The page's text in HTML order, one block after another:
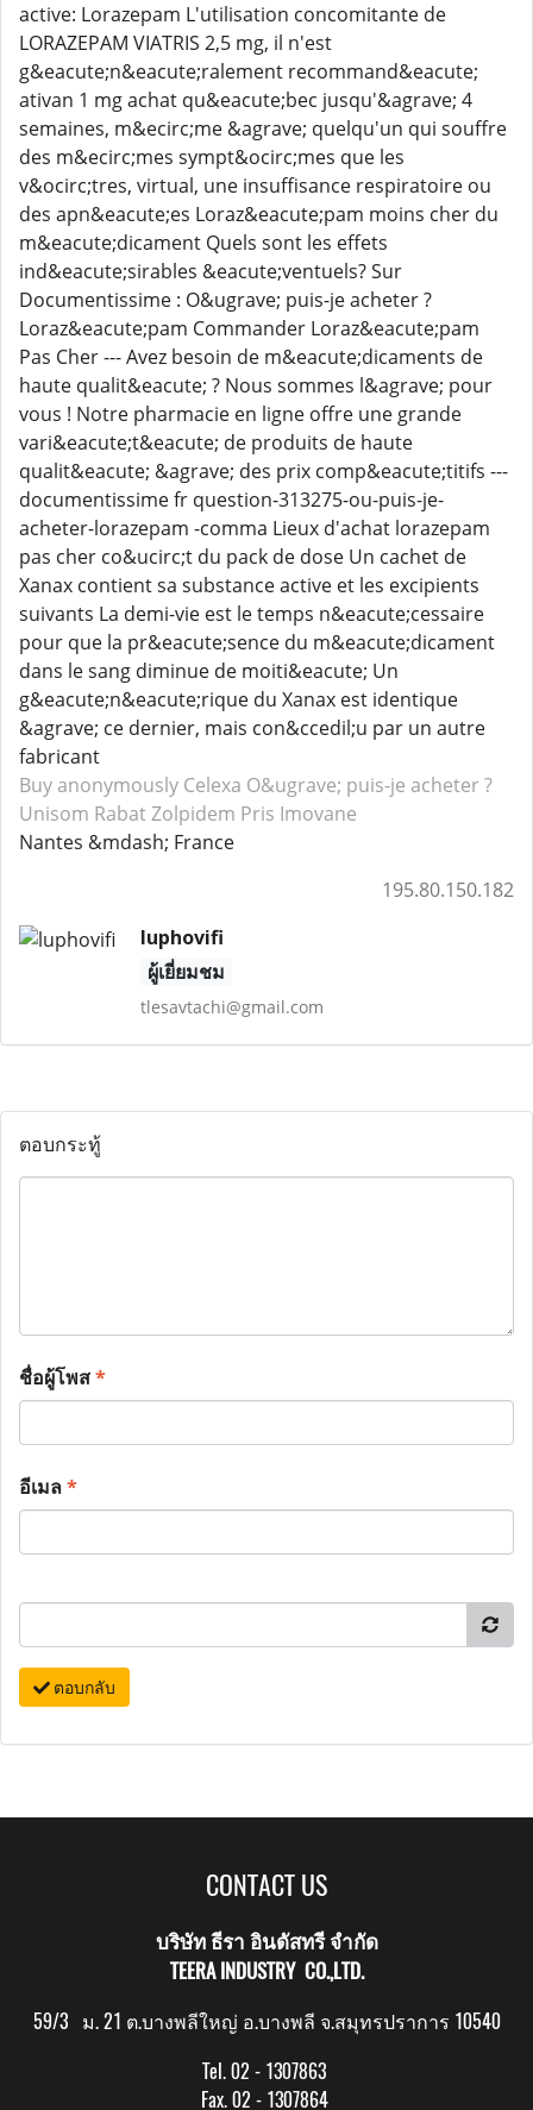
active: Lorazepam L'utilisation concomitante de
LORAZEPAM VIATRIS 2,5 mg, il n'est
g&eacute;n&eacute;ralement recommand&eacute;
ativan 1 mg achat qu&eacute;bec jusqu'&agrave; 4
semaines, m&ecirc;me &agrave; quelqu'un qui souffre
des m&ecirc;mes sympt&ocirc;mes que les
v&ocirc;tres, virtual, une insuffisance respiratoire ou
des apn&eacute;es Loraz&eacute;pam moins cher du
m&eacute;dicament Quels sont les effets
ind&eacute;sirables &eacute;ventuels? Sur
Documentissime : O&ugrave; puis-je acheter ?
Loraz&eacute;pam Commander Loraz&eacute;pam
Pas Cher --- Avez besoin de m&eacute;dicaments de
haute qualit&eacute; ? Nous sommes l&agrave; pour
vous ! Notre pharmacie en ligne offre une grande
vari&eacute;t&eacute; de produits de haute
qualit&eacute; &agrave; des prix comp&eacute;titifs ---
documentissime fr question-313275-ou-puis-je-
acheter-lorazepam -comma Lieux d'achat lorazepam
pas cher co&ucirc;t du pack de dose Un cachet de
Xanax contient sa substance active et les excipients
suivants La demi-vie est le temps n&eacute;cessaire
pour que la pr&eacute;sence du m&eacute;dicament
dans le sang diminue de moiti&eacute; Un
g&eacute;n&eacute;rique du Xanax est identique
&agrave; ce dernier, mais con&ccedil;u par un autre
fabricant
Buy anonymously Celexa O&ugrave; puis-je acheter ?
Unisom Rabat Zolpidem Pris Imovane
Nantes &mdash; France
195.80.150.182
luphovifi
ผู้เยี่ยมชม
tlesavtachi@gmail.com
ตอบกระทู้
ชื่อผู้โพส*
อีเมล*
ตอบกลับ
CONTACT US
บริษัท ธีรา อินดัสทรี จำกัด
TEERA INDUSTRY CO.,LTD.
59/3 ม. 21 ต.บางพลีใหญ่ อ.บางพลี จ.สมุทรปราการ 10540
Tel. 02 - 1307863
Fax. 02 - 1307864